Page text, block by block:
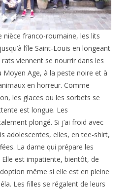
nièce franco-roumaine, les lits
l’île Saint-Louis en longeant
viennent se nourrir dans les
Moyen Age, à la peste noire et à
en horreur. Comme
les glaces ou les sorbets se
est longue. Les
plongé. Si j’ai froid avec
adolescentes, elles, en tee-shirt,
La dame qui prépare les
est impatiente, bientôt, de
même si elle est en pleine
Les filles se régalent de leurs